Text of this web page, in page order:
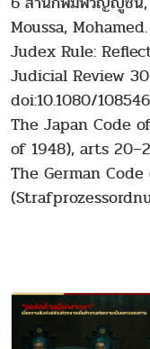
Moussa,
Judex Rule:
Judicial Review
doi:10.1080/
The Japan Code
of 1948), arts
The German